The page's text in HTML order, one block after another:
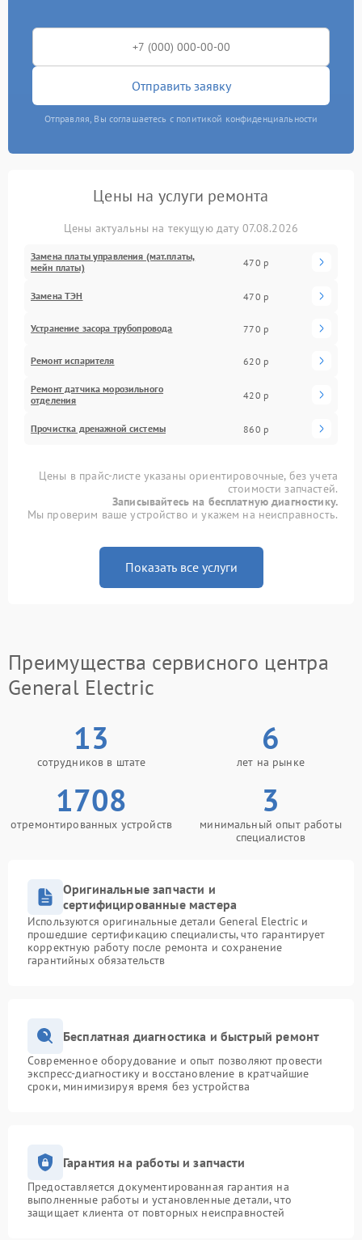
Отправить заявку
Отправляя, Вы соглашаетесь с политикой конфиденциальности
Цены на услуги ремонта
Цены актуальны на текущую дату 07.08.2026
Замена платы управления (мат.платы,
мейн платы)
470 р
Замена ТЭН 470 р
Устранение засора трубопровода 770 р
Ремонт испарителя 620 р
Ремонт датчика морозильного
отделения
420 р
Прочистка дренажной системы 860 р
Цены в прайс-листе указаны ориентировочные, без учета
стоимости запчастей.
Записывайтесь на бесплатную диагностику.
Мы проверим ваше устройство и укажем на неисправность.
Показать все услуги
Преимущества сервисного центра
General Electric
13
сотрудников в штате
6
лет на рынке
1708
отремонтированных устройств
3
минимальный опыт работы
специалистов
Оригинальные запчасти и
сертифицированные мастера
Используются оригинальные детали General Electric и
прошедшие сертификацию специалисты, что гарантирует
корректную работу после ремонта и сохранение
гарантийных обязательств
Бесплатная диагностика и быстрый ремонт
Современное оборудование и опыт позволяют провести
экспресс-диагностику и восстановление в кратчайшие
сроки, минимизируя время без устройства
Гарантия на работы и запчасти
Предоставляется документированная гарантия на
выполненные работы и установленные детали, что
защищает клиента от повторных неисправностей